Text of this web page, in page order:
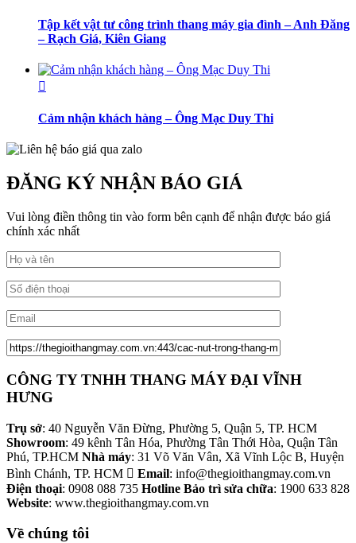
Tập kết vật tư công trình thang máy gia đình – Anh Đăng
– Rạch Giá, Kiên Giang
Cảm nhận khách hàng – Ông Mạc Duy Thi
ĐĂNG KÝ NHẬN BÁO GIÁ
Vui lòng điền thông tin vào form bên cạnh để nhận được báo giá
chính xác nhất
CÔNG TY TNHH THANG MÁY ĐẠI VĨNH
HƯNG
Trụ sở: 40 Nguyễn Văn Đừng, Phường 5, Quận 5, TP. HCM
Showroom: 49 kênh Tân Hóa, Phường Tân Thới Hòa, Quận Tân
Phú, TP.HCM Nhà máy: 31 Võ Văn Vân, Xã Vĩnh Lộc B, Huyện
Bình Chánh, TP. HCM
Email: info@thegioithangmay.com.vn
Điện thoại: 0908 088 735 Hotline Bảo trì sửa chữa: 1900 633 828
Website: www.thegioithangmay.com.vn
Về chúng tôi